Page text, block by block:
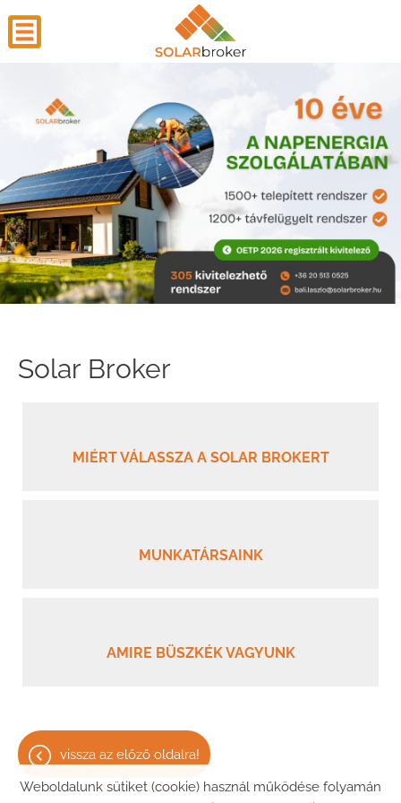
Solar Broker
MIÉRT VÁLASSZA A SOLAR BROKERT
MUNKATÁRSAINK
AMIRE BÜSZKÉK VAGYUNK
vissza az előző oldalra!
Weboldalunk sütiket (cookie) használ működése folyamán